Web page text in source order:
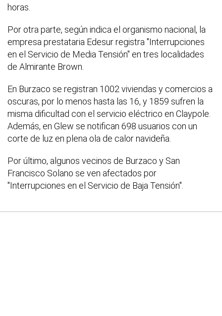
horas.
Por otra parte, según indica el organismo nacional, la
empresa prestataria Edesur registra "Interrupciones
en el Servicio de Media Tensión" en tres localidades
de Almirante Brown.
En Burzaco se registran 1002 viviendas y comercios a
oscuras, por lo menos hasta las 16, y 1859 sufren la
misma dificultad con el servicio eléctrico en Claypole.
Además, en Glew se notifican 698 usuarios con un
corte de luz en plena ola de calor navideña.
Por último, algunos vecinos de Burzaco y San
Francisco Solano se ven afectados por
"Interrupciones en el Servicio de Baja Tensión".